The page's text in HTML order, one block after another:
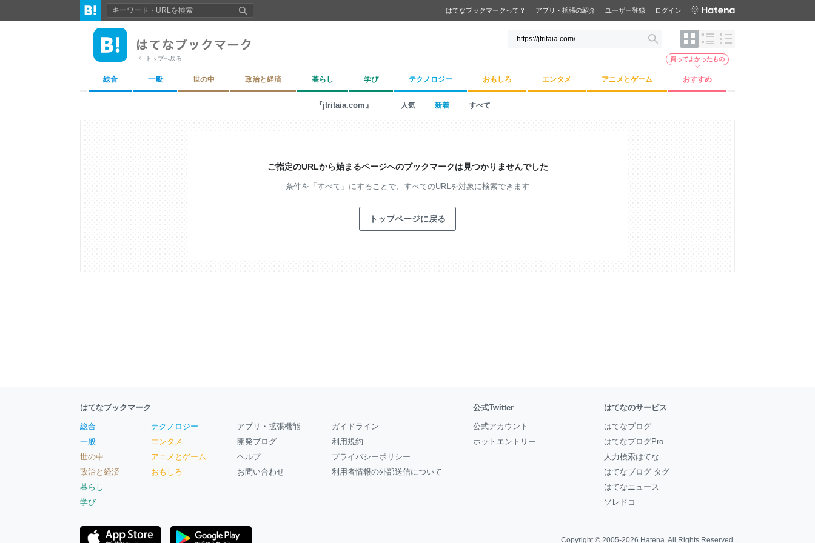
はてなブックマークって？ アプリ・拡張の紹介 ユーザー登録 ログイン
トップへ戻る
総合 一般 世の中 政治と経済 暮らし 学び テクノロジー おもしろ エンタメ アニメとゲーム おすすめ
買ってよかったもの
『jtritaia.com』 人気 新着 すべて
ご指定のURLから始まるページへのブックマークは見つかりませんでした
条件を「すべて」にすることで、 すべてのURLを対象に検索できます
トップページに戻る
はてなブックマーク
総合
一般
世の中
政治と経済
暮らし
学び
テクノロジー
エンタメ
アニメとゲーム
おもしろ
アプリ・拡張機能
開発ブログ
ヘルプ
お問い合わせ
ガイドライン
利用規約
プライバシーポリシー
利用者情報の外部送信について
公式Twitter
公式アカウント
ホットエントリー
はてなのサービス
はてなブログ
はてなブログPro
人力検索はてな
はてなブログ タグ
はてなニュース
ソレドコ
Copyright © 2005-2026 Hatena. All Rights Reserved.